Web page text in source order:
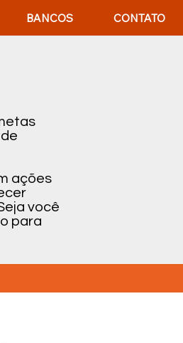
BANCOS CONTATO
ações
você
para